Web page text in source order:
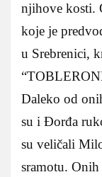
njihove kosti.
koje je
u Srebrenici,
Daleko od
su i Đorđa
su veličali
sramotu.